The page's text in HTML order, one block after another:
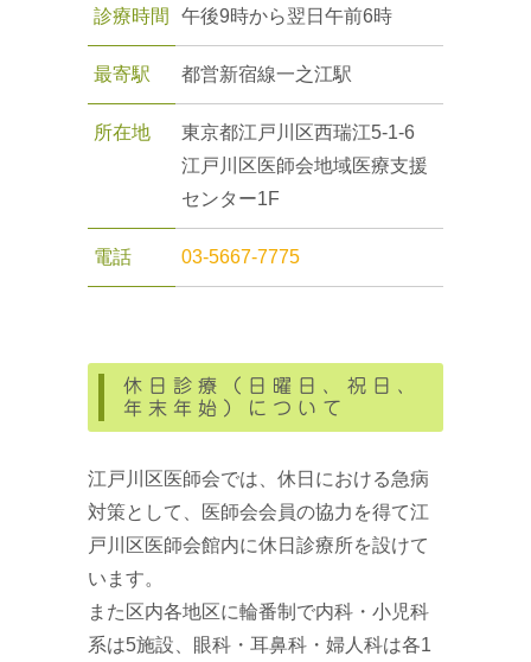
診療時間 午後9時から翌日午前6時
最寄駅 都営新宿線一之江駅
所在地
東京都江戸川区西瑞江5-1-6
江戸川区医師会地域医療支援
センター1F
電話 03-5667-7775
休日診療（日曜日、祝日、
年末年始）について
江戸川区医師会では、休日における急病
対策として、医師会会員の協力を得て江
戸川区医師会館内に休日診療所を設けて
います。
また区内各地区に輪番制で内科・小児科
系は5施設、眼科・耳鼻科・婦人科は各1